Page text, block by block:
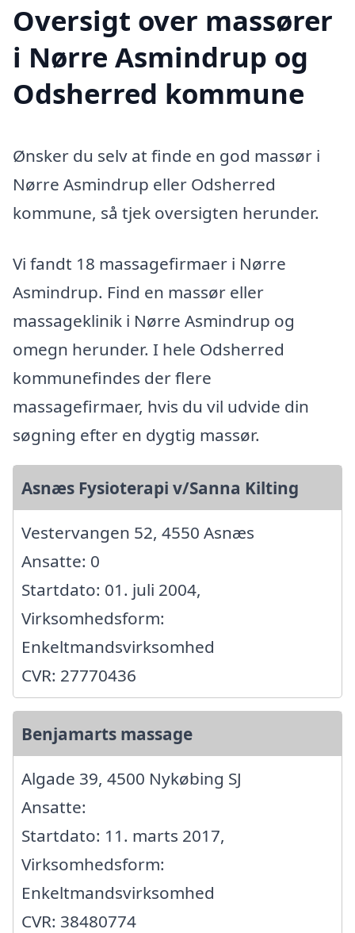
Oversigt over massører
i Nørre Asmindrup og
Odsherred kommune
Ønsker du selv at finde en god massør i
Nørre Asmindrup eller Odsherred
kommune, så tjek oversigten herunder.
Vi fandt 18 massagefirmaer i Nørre
Asmindrup. Find en massør eller
massageklinik i Nørre Asmindrup og
omegn herunder. I hele Odsherred
kommunefindes der flere
massagefirmaer, hvis du vil udvide din
søgning efter en dygtig massør.
Asnæs Fysioterapi v/Sanna Kilting
Vestervangen 52, 4550 Asnæs
Ansatte: 0
Startdato: 01. juli 2004,
Virksomhedsform:
Enkeltmandsvirksomhed
CVR: 27770436
Benjamarts massage
Algade 39, 4500 Nykøbing SJ
Ansatte:
Startdato: 11. marts 2017,
Virksomhedsform:
Enkeltmandsvirksomhed
CVR: 38480774